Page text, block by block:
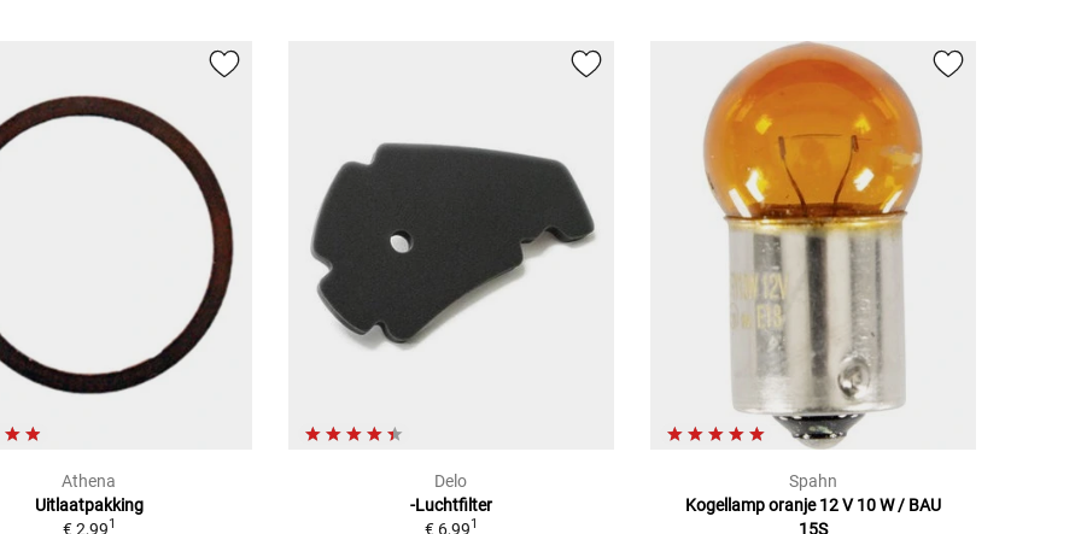
Athena
Uitlaatpakking
€ 2,991
Delo
-Luchtfilter
€ 6,991
Spahn
Kogellamp oranje 12 V 10 W / BAU
15S